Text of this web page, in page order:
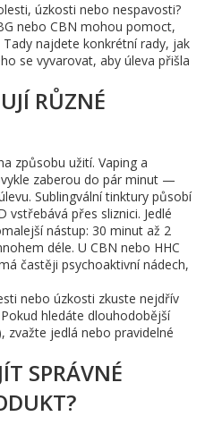
úzkosti nebo nespavosti?
nebo CBN mohou pomoct,
najdete konkrétní rady, jak
se vyvarovat, aby úleva přišla
RŮZNÉ
způsobu užití. Vaping a
zaberou do pár minut —
Sublingvální tinktury působí
vstřebává přes sliznici. Jedlé
nástup: 30 minut až 2
déle. U CBN nebo HHC
častěji psychoaktivní nádech,
nebo úzkosti zkuste nejdřív
hledáte dlouhodobější
zvažte jedlá nebo pravidelné
SPRÁVNÉ